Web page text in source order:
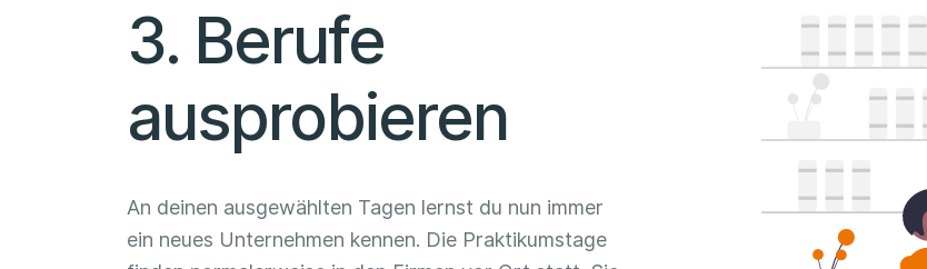
3. Berufe
ausprobieren
An deinen ausgewählten Tagen lernst du nun immer
ein neues Unternehmen kennen. Die Praktikumstage